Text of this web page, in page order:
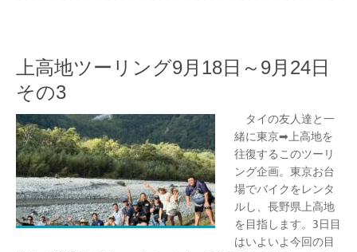
上高地ツーリング9月18日～9月24日
その3
タイの友人達と一
緒に東京➡上高地を
往復するこのツーリ
ング企画。東京お台
場でバイクをレンタ
ルし、長野県上高地
を目指します。3日目
はいよいよ今回の目